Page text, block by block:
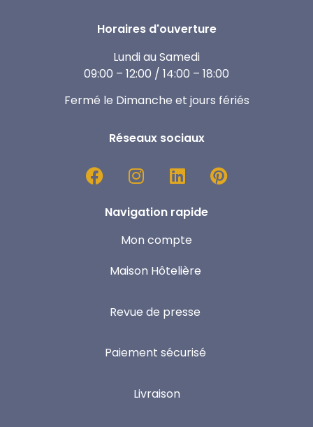
Horaires d'ouverture
Lundi au Samedi
09:00 – 12:00 / 14:00 – 18:00
Fermé le Dimanche et jours fériés
Réseaux sociaux
Navigation rapide
Mon compte
Maison Hôtelière
Revue de presse
Paiement sécurisé
Livraison